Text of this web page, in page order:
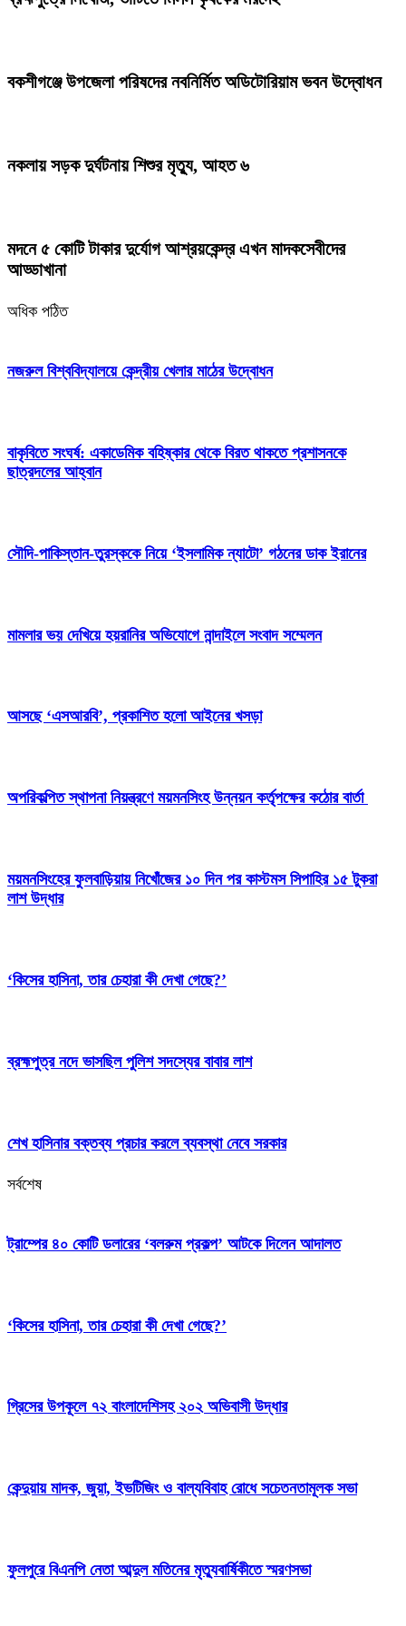
বকশীগঞ্জে উপজেলা পরিষদের নবনির্মিত অডিটোরিয়াম ভবন উদ্বোধন
নকলায় সড়ক দুর্ঘটনায় শিশুর মৃত্যু, আহত ৬
মদনে ৫ কোটি টাকার দুর্যোগ আশ্রয়কেন্দ্র এখন মাদকসেবীদের
আড্ডাখানা
অধিক পঠিত
নজরুল বিশ্ববিদ্যালয়ে কেন্দ্রীয় খেলার মাঠের উদ্বোধন
বাকৃবিতে সংঘর্ষ: একাডেমিক বহিষ্কার থেকে বিরত থাকতে প্রশাসনকে
ছাত্রদলের আহ্বান
সৌদি-পাকিস্তান-তুরস্ককে নিয়ে ‘ইসলামিক ন্যাটো’ গঠনের ডাক ইরানের
মামলার ভয় দেখিয়ে হয়রানির অভিযোগে নান্দাইলে সংবাদ সম্মেলন
আসছে ‘এসআরবি’, প্রকাশিত হলো আইনের খসড়া
অপরিকল্পিত স্থাপনা নিয়ন্ত্রণে ময়মনসিংহ উন্নয়ন কর্তৃপক্ষের কঠোর বার্তা
ময়মনসিংহের ফুলবাড়িয়ায় নিখোঁজের ১০ দিন পর কাস্টমস সিপাহির ১৫ টুকরা
লাশ উদ্ধার
‘কিসের হাসিনা, তার চেহারা কী দেখা গেছে?’
ব্রহ্মপুত্র নদে ভাসছিল পুলিশ সদস্যের বাবার লাশ
শেখ হাসিনার বক্তব্য প্রচার করলে ব্যবস্থা নেবে সরকার
সর্বশেষ
ট্রাম্পের ৪০ কোটি ডলারের ‘বলরুম প্রকল্প’ আটকে দিলেন আদালত
‘কিসের হাসিনা, তার চেহারা কী দেখা গেছে?’
গ্রিসের উপকূলে ৭২ বাংলাদেশিসহ ২০২ অভিবাসী উদ্ধার
কেন্দুয়ায় মাদক, জুয়া, ইভটিজিং ও বাল্যবিবাহ রোধে সচেতনতামূলক সভা
ফুলপুরে বিএনপি নেতা আব্দুল মতিনের মৃত্যুবার্ষিকীতে স্মরণসভা